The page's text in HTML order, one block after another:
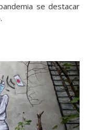
se destacar